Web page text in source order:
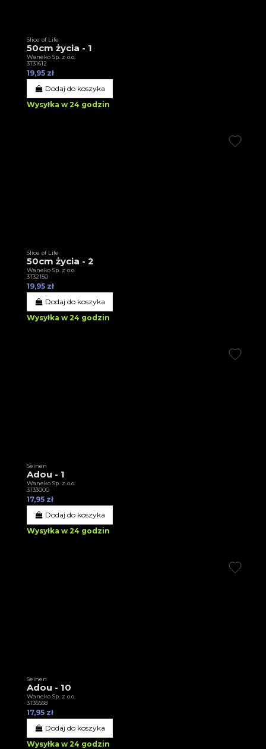
Slice of Life
50cm życia - 1
Waneko Sp. z o.o.
3T31612
19,95 zł
Dodaj do koszyka
Wysyłka w 24 godzin
Slice of Life
50cm życia - 2
Waneko Sp. z o.o.
3T32150
19,95 zł
Dodaj do koszyka
Wysyłka w 24 godzin
Seinen
Adou - 1
Waneko Sp. z o.o.
3T33000
17,95 zł
Dodaj do koszyka
Wysyłka w 24 godzin
Seinen
Adou - 10
Waneko Sp. z o.o.
3T36558
17,95 zł
Dodaj do koszyka
Wysyłka w 24 godzin